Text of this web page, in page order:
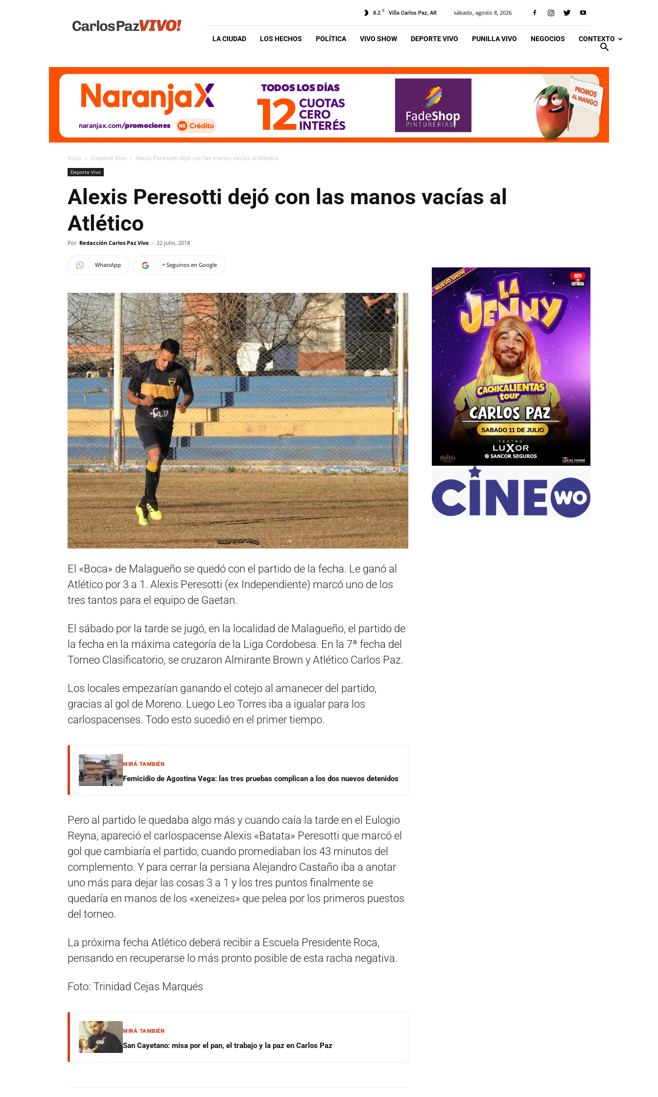
Vivo
8.2 C Villa Carlos Paz, AR sábado, agosto 8, 2026
LA CIUDAD LOS HECHOS POLÍTICA VIVO SHOW DEPORTE VIVO PUNILLA VIVO NEGOCIOS CONTEXTO
Inicio Deporte Vivo Alexis Peresotti dejó con las manos vacías al Atlético
Deporte Vivo
Alexis Peresotti dejó con las manos vacías al
Atlético
Por Redacción Carlos Paz Vivo - 22 julio, 2018
WhatsApp + Seguinos en Google
El «Boca» de Malagueño se quedó con el partido de la fecha. Le ganó al
Atlético por 3 a 1. Alexis Peresotti (ex Independiente) marcó uno de los
tres tantos para el equipo de Gaetan.
El sábado por la tarde se jugó, en la localidad de Malagueño, el partido de
la fecha en la máxima categoría de la Liga Cordobesa. En la 7ª fecha del
Torneo Clasificatorio, se cruzaron Almirante Brown y Atlético Carlos Paz.
Los locales empezarían ganando el cotejo al amanecer del partido,
gracias al gol de Moreno. Luego Leo Torres iba a igualar para los
carlospacenses. Todo esto sucedió en el primer tiempo.
MIRÁ TAMBIÉN
Femicidio de Agostina Vega: las tres pruebas complican a los dos nuevos detenidos
Pero al partido le quedaba algo más y cuando caía la tarde en el Eulogio
Reyna, apareció el carlospacense Alexis «Batata» Peresotti que marcó el
gol que cambiaría el partido, cuando promediaban los 43 minutos del
complemento. Y para cerrar la persiana Alejandro Castaño iba a anotar
uno más para dejar las cosas 3 a 1 y los tres puntos finalmente se
quedaría en manos de los «xeneizes» que pelea por los primeros puestos
del torneo.
La próxima fecha Atlético deberá recibir a Escuela Presidente Roca,
pensando en recuperarse lo más pronto posible de esta racha negativa.
Foto: Trinidad Cejas Marqués
MIRÁ TAMBIÉN
San Cayetano: misa por el pan, el trabajo y la paz en Carlos Paz